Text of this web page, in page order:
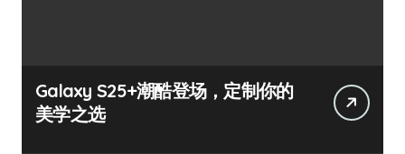
Galaxy S25+潮酷登场，定制你的
美学之选